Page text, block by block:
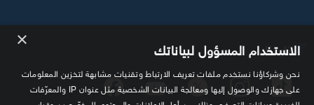
تابعنا × الاستخدام المسؤول لبياناتك
نحن وشركاؤنا نستخدم ملفات تعريف الارتباط وتقنيات مشابهة لتخزين المعلومات
على جهازك والوصول إليها ومعالجة البيانات الشخصية مثل عنوان IP والمعرّفات